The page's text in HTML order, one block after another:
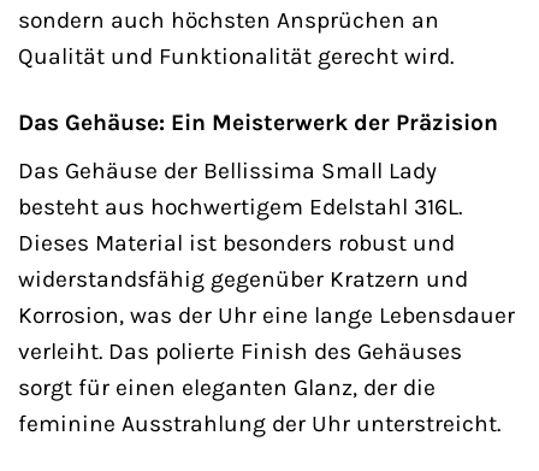
sondern auch höchsten Ansprüchen an
Qualität und Funktionalität gerecht wird.
Das Gehäuse: Ein Meisterwerk der Präzision
Das Gehäuse der Bellissima Small Lady
besteht aus hochwertigem Edelstahl 316L.
Dieses Material ist besonders robust und
widerstandsfähig gegenüber Kratzern und
Korrosion, was der Uhr eine lange Lebensdauer
verleiht. Das polierte Finish des Gehäuses
sorgt für einen eleganten Glanz, der die
feminine Ausstrahlung der Uhr unterstreicht.